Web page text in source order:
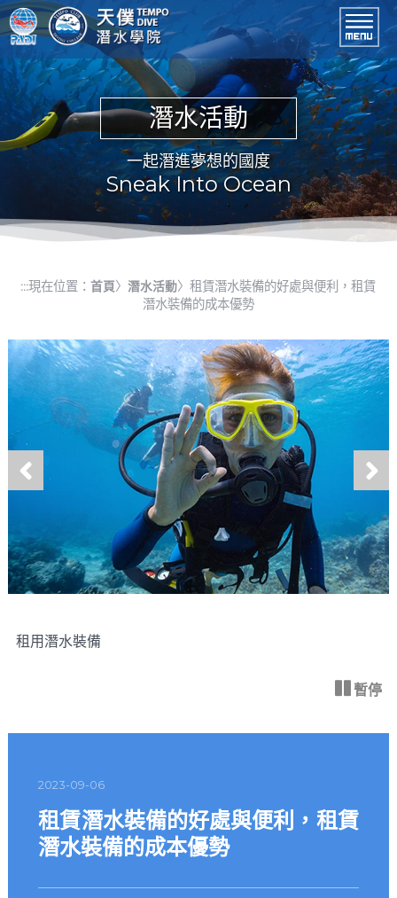
進入內容區塊
潛水活動
一起潛進夢想的國度
Sneak Into Ocean
:::現在位置：首頁〉潛水活動〉租賃潛水裝備的好處與便利，租賃
潛水裝備的成本優勢
租用潛水裝備
張
一
張
暫停
2023-09-06
租賃潛水裝備的好處與便利，租賃
潛水裝備的成本優勢